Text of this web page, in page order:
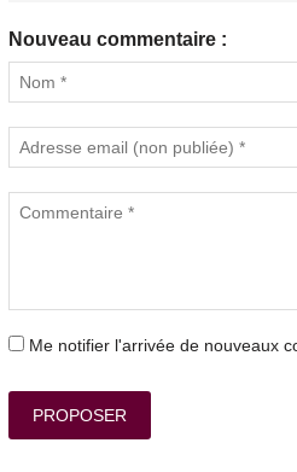
Nouveau commentaire :
Me notifier l'arrivée de nouveaux
PROPOSER